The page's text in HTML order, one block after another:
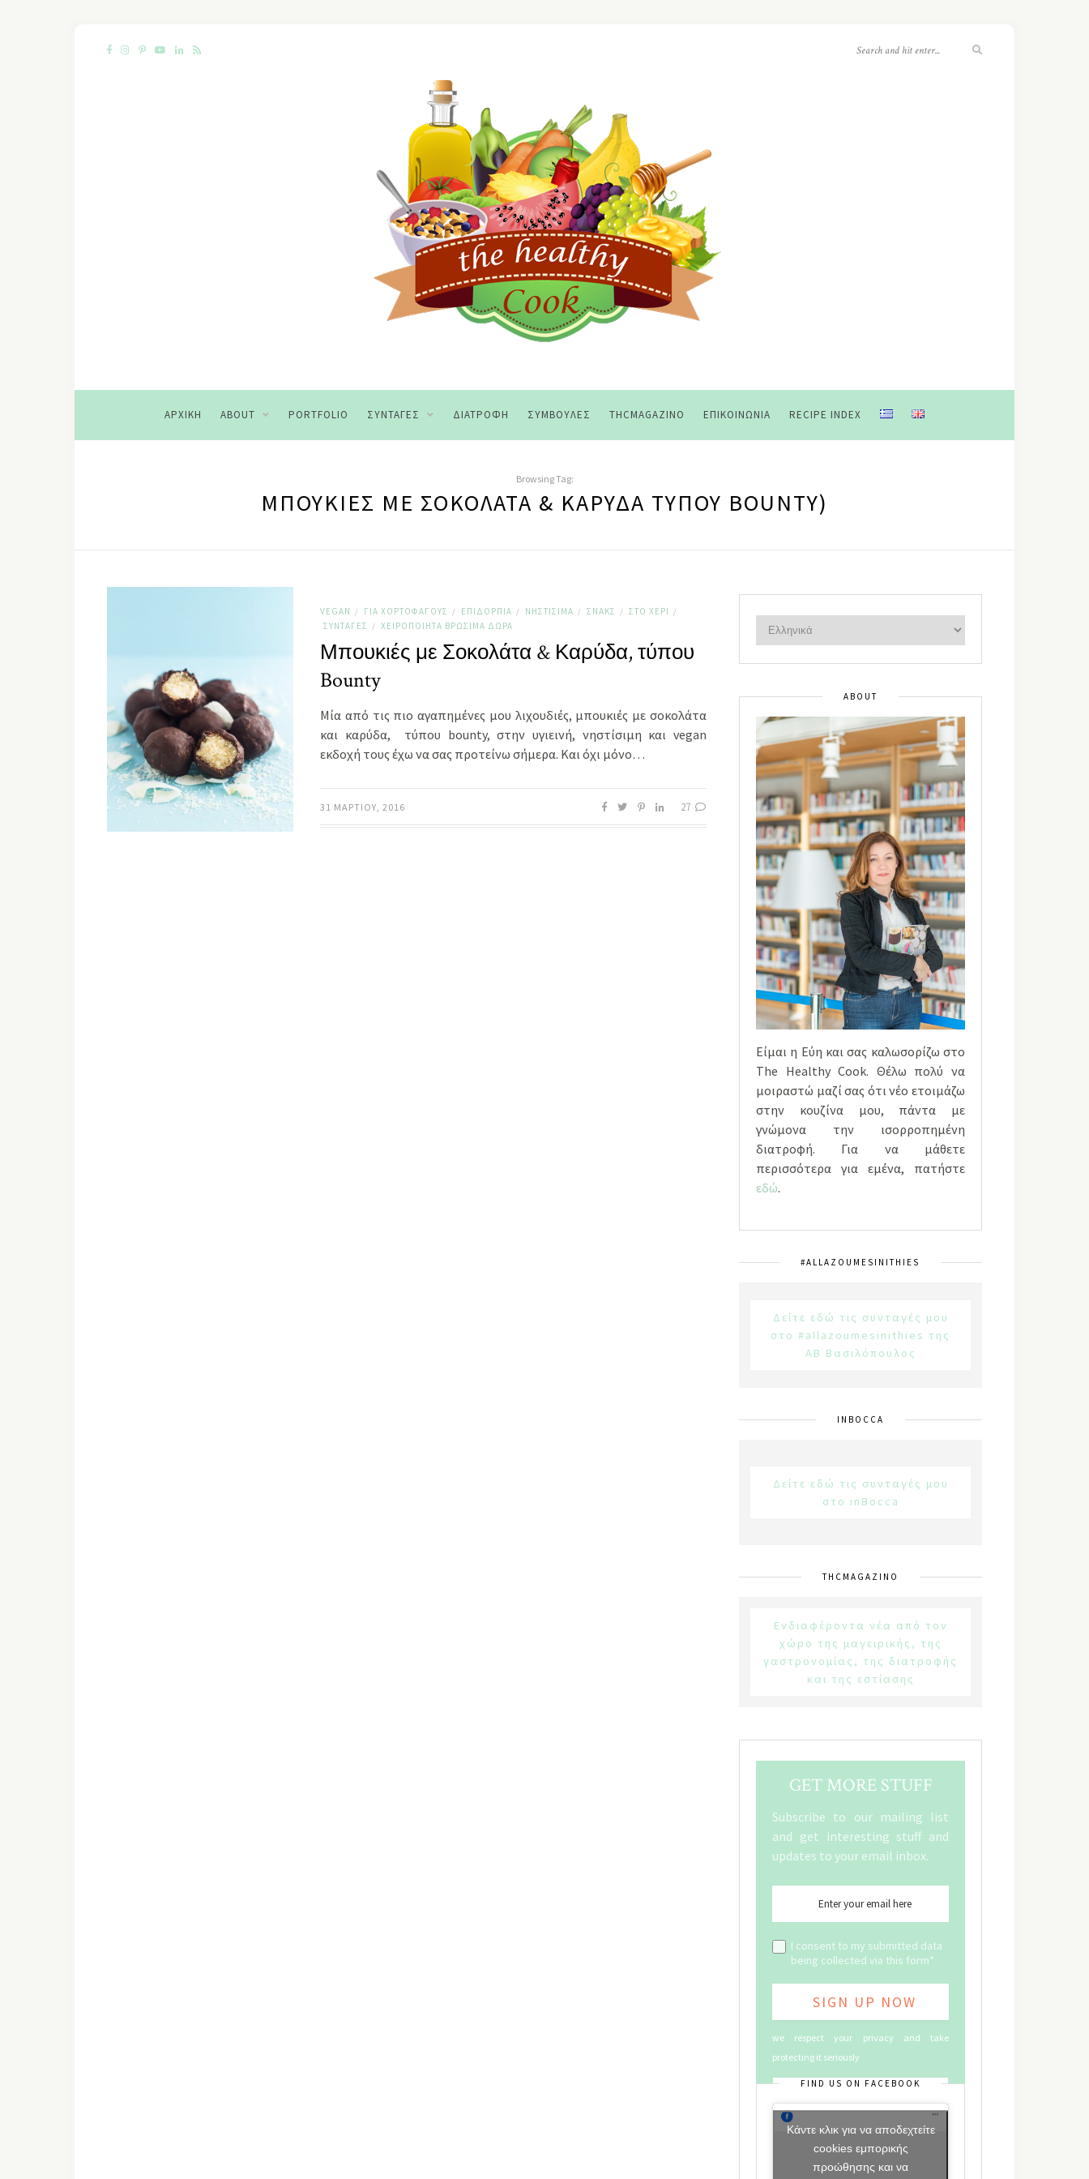
ΑΡΧΙΚΉ ABOUT PORTFOLIO ΣΥΝΤΑΓΈΣ ΔΙΑΤΡΟΦΉ ΣΥΜΒΟΥΛΈΣ THCMAGAZINO ΕΠΙΚΟΙΝΩΝΊΑ RECIPE INDEX
Browsing Tag:
ΜΠΟΥΚΙΈΣ ΜΕ ΣΟΚΟΛΆΤΑ & ΚΑΡΎΔΑ ΤΎΠΟΥ BOUNTY)
VEGAN / ΓΙΑ ΧΟΡΤΟΦΆΓΟΥΣ / ΕΠΙΔΌΡΠΙΑ / ΝΗΣΤΊΣΙΜΑ / ΣΝΑΚΣ / ΣΤΟ ΧΈΡΙ /
ΣΥΝΤΑΓΈΣ / ΧΕΙΡΟΠΟΊΗΤΑ ΒΡΏΣΙΜΑ ΔΏΡΑ
Μπουκιές με Σοκολάτα & Καρύδα, τύπου
Bounty
Μία από τις πιο αγαπημένες μου λιχουδιές, μπουκιές με σοκολάτα
και καρύδα, τύπου bounty, στην υγιεινή, νηστίσιμη και vegan
εκδοχή τους έχω να σας προτείνω σήμερα. Και όχι μόνο…
31 ΜΑΡΤΊΟΥ, 2016 27
ABOUT
Είμαι η Εύη και σας καλωσορίζω στο
The Healthy Cook. Θέλω πολύ να
μοιραστώ μαζί σας ότι νέο ετοιμάζω
στην κουζίνα μου, πάντα με
γνώμονα την ισορροπημένη
διατροφή. Για να μάθετε
περισσότερα για εμένα, πατήστε
εδώ.
#ALLAZOUMESINITHIES
Δείτε εδώ τις συνταγές μου
στο #allazoumesinithies της
ΑΒ Βασιλόπουλος
INBOCCA
Δείτε εδώ τις συνταγές μου
στο inBocca
THCMAGAZINO
Ενδιαφέροντα νέα από τον
χώρο της μαγειρικής, της
γαστρονομίας, της διατροφής
και της εστίασης
GET MORE STUFF
Subscribe to our mailing list
and get interesting stuff and
updates to your email inbox.
I consent to my submitted data
being collected via this form*
we respect your privacy and take
protecting it seriously
FIND US ON FACEBOOK
Κάντε κλικ για να αποδεχτείτε
cookies εμπορικής
προώθησης και να